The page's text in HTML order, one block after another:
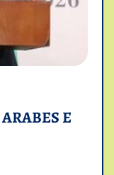
E